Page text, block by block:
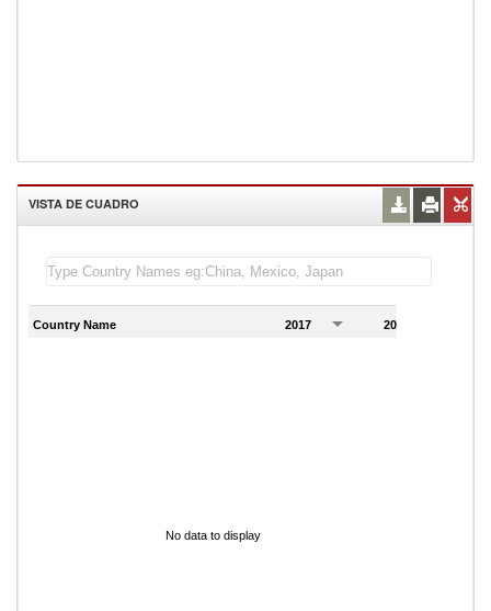
VISTA DE CUADRO
Country Name 2017 2018
No data to display